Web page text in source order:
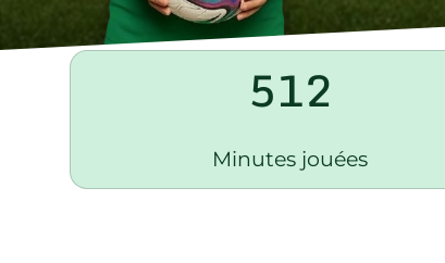
512
Minutes jouées